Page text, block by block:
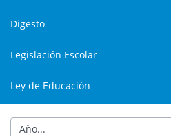
Digesto
Legislación Escolar
Ley de Educación
Año...